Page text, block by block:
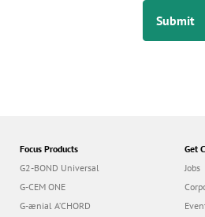
Submit
Focus Products
G2-BOND Universal
G-CEM ONE
G-ænial A’CHORD
Get
Jobs